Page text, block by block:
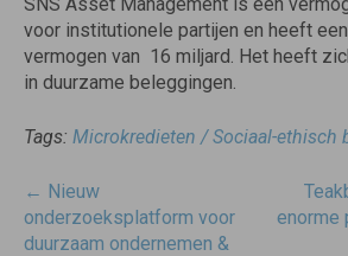
voor institutionele partijen en heeft
vermogen van  16 miljard. Het heeft
in duurzame beleggingen.
Tags: Microkredieten / Sociaal-ethisch
Post
navigatie
← Nieuw
onderzoeksplatform voor
duurzaam ondernemen &
enorme